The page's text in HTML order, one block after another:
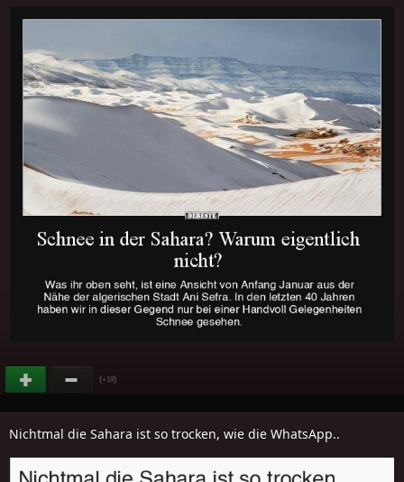
(+19)
Nichtmal die Sahara ist so trocken, wie die WhatsApp..